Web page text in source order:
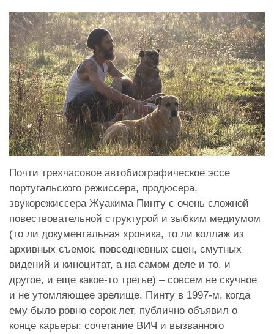
Почти трехчасовое автобиографическое эссе
португальского режиссера, продюсера,
звукорежиссера Жуакима Пинту с очень сложной
повествовательной структурой и зыбким медиумом
(то ли документальная хроника, то ли коллаж из
архивных съемок, повседневных сцен, смутных
видений и киноцитат, а на самом деле и то, и
другое, и еще какое-то третье) – совсем не скучное
и не утомляющее зрелище. Пинту в 1997-м, когда
ему было ровно сорок лет, публично объявил о
конце карьеры: сочетание ВИЧ и вызванного